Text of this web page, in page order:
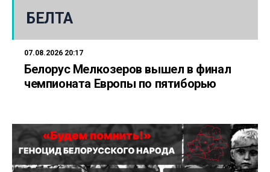
БЕЛТА
07.08.2026 20:17
Белорус Мелкозеров вышел в финал
чемпионата Европы по пятиборью